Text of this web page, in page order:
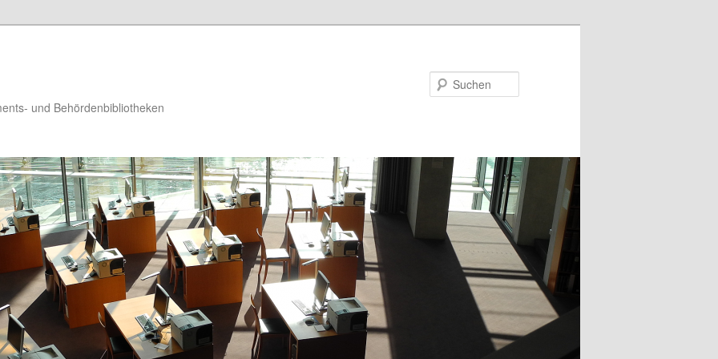
und Behördenbibliotheken